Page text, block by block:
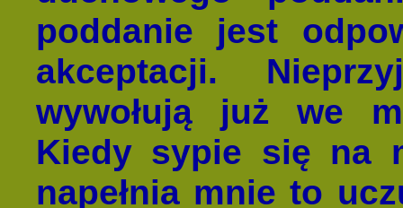
poddanie jest
akceptacji.
wywołują już we
Kiedy sypie się na
napełnia mnie to